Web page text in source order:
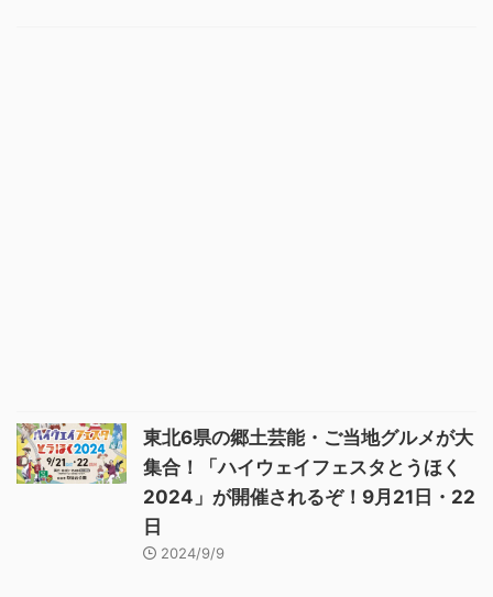
東北6県の郷土芸能・ご当地グルメが大
集合！「ハイウェイフェスタとうほく
2024」が開催されるぞ！9月21日・22
日
2024/9/9